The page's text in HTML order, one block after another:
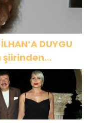
DUYGU
şiirinden